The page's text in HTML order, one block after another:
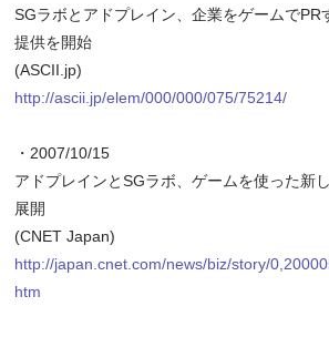
SGラボとアドプレイン、企業をゲームでPR
提供を開始
(ASCII.jp)
http://ascii.jp/elem/000/000/075/75214/
・2007/10/15
アドプレインとSGラボ、ゲームを使った新
展開
(CNET Japan)
http://japan.cnet.com/news/biz/story/
htm